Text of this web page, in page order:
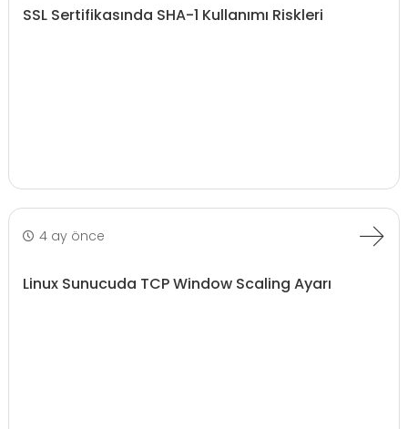
SSL Sertifikasında SHA-1 Kullanımı Riskleri
4 ay önce
Linux Sunucuda TCP Window Scaling Ayarı